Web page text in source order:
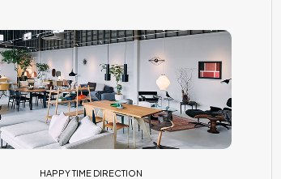
HAPPY TIME DIRECTION